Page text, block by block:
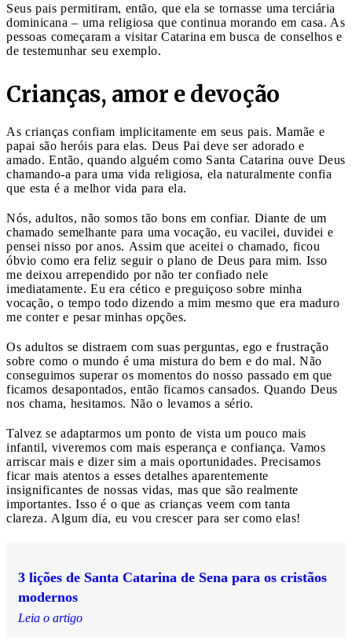
Seus pais permitiram, então, que ela se tornasse uma terciária
dominicana – uma religiosa que continua morando em casa. As
pessoas começaram a visitar Catarina em busca de conselhos e
de testemunhar seu exemplo.
Crianças, amor e devoção
As crianças confiam implicitamente em seus pais. Mamãe e
papai são heróis para elas. Deus Pai deve ser adorado e
amado. Então, quando alguém como Santa Catarina ouve Deus
chamando-a para uma vida religiosa, ela naturalmente confia
que esta é a melhor vida para ela.
Nós, adultos, não somos tão bons em confiar. Diante de um
chamado semelhante para uma vocação, eu vacilei, duvidei e
pensei nisso por anos. Assim que aceitei o chamado, ficou
óbvio como era feliz seguir o plano de Deus para mim. Isso
me deixou arrependido por não ter confiado nele
imediatamente. Eu era cético e preguiçoso sobre minha
vocação, o tempo todo dizendo a mim mesmo que era maduro
me conter e pesar minhas opções.
Os adultos se distraem com suas perguntas, ego e frustração
sobre como o mundo é uma mistura do bem e do mal. Não
conseguimos superar os momentos do nosso passado em que
ficamos desapontados, então ficamos cansados. Quando Deus
nos chama, hesitamos. Não o levamos a sério.
Talvez se adaptarmos um ponto de vista um pouco mais
infantil, viveremos com mais esperança e confiança. Vamos
arriscar mais e dizer sim a mais oportunidades. Precisamos
ficar mais atentos a esses detalhes aparentemente
insignificantes de nossas vidas, mas que são realmente
importantes. Isso é o que as crianças veem com tanta
clareza. Algum dia, eu vou crescer para ser como elas!
3 lições de Santa Catarina de Sena para os cristãos
modernos
Leia o artigo